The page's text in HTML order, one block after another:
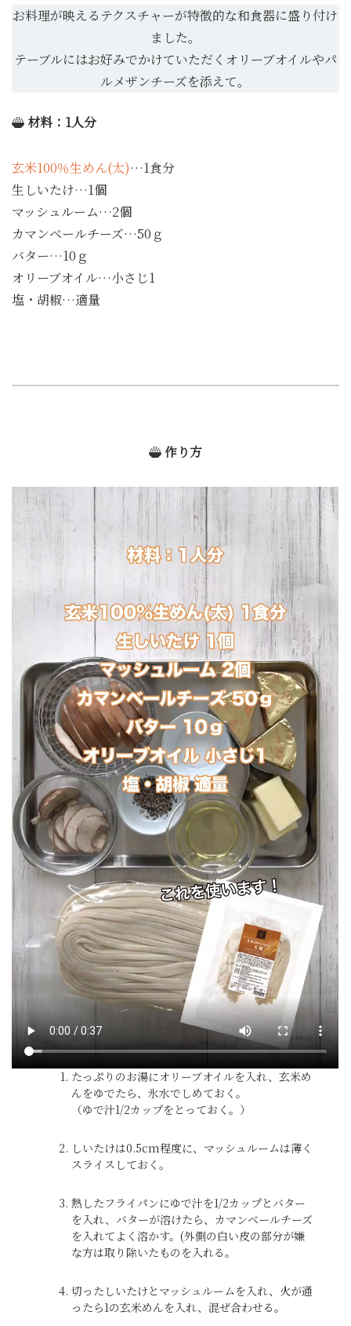
お料理が映えるテクスチャーが特徴的な和食器に盛り付け
ました。
テーブルにはお好みでかけていただくオリーブオイルやパ
ルメザンチーズを添えて。
材料：1人分
玄米100％生めん(太)…1食分
生しいたけ…1個
マッシュルーム…2個
カマンベールチーズ…50ｇ
バター…10ｇ
オリーブオイル…小さじ1
塩・胡椒…適量
作り方
たっぷりのお湯にオリーブオイルを入れ、玄米め
んをゆでたら、氷水でしめておく。
（ゆで汁1/2カップをとっておく。）
しいたけは0.5cm程度に、マッシュルームは薄く
スライスしておく。
熱したフライパンにゆで汁を1/2カップとバター
を入れ、バターが溶けたら、カマンベールチーズ
を入れてよく溶かす。(外側の白い皮の部分が嫌
な方は取り除いたものを入れる。
切ったしいたけとマッシュルームを入れ、火が通
ったら1の玄米めんを入れ、混ぜ合わせる。